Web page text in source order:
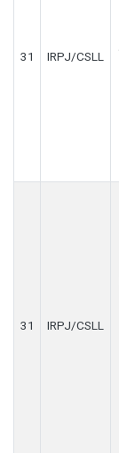
31 IRPJ/CSLL
31 IRPJ/CSLL